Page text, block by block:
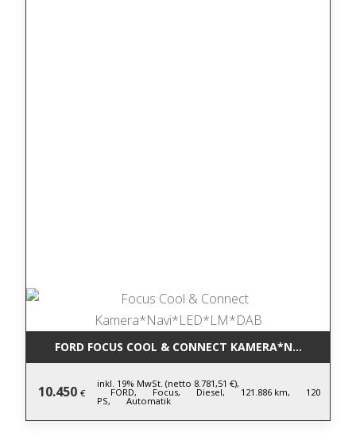
FORD FOCUS COOL & CONNECT
10.450 €
inkl. 19% MwSt. (netto 8.781,51 €),
FORD, Focus, Diesel, 121.886 km, 120
PS, Automatik